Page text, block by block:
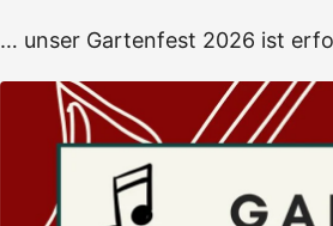
… unser Gartenfest 2026 ist